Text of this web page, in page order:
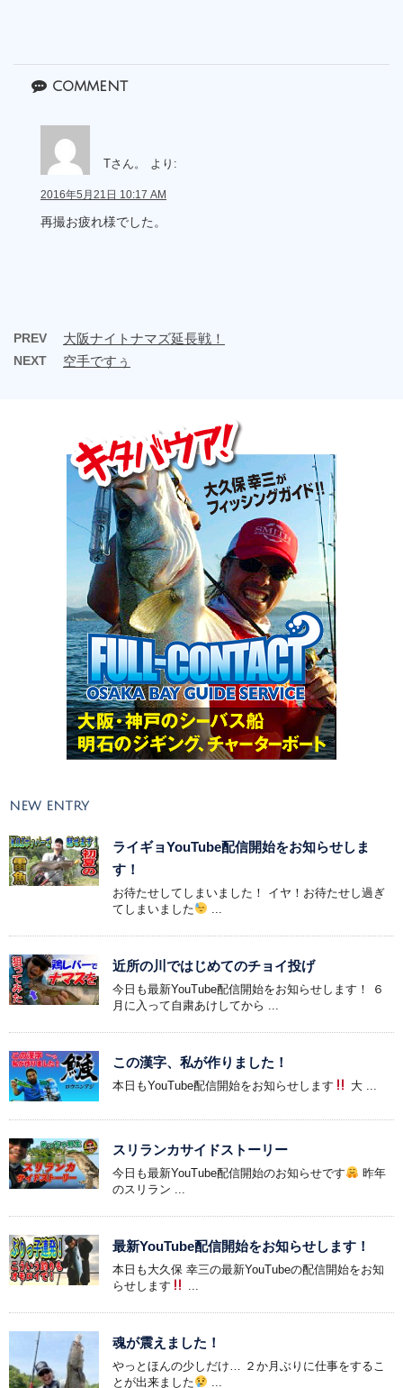
comment
Tさん。 より:
2016年5月21日 10:17 AM
再撮お疲れ様でした。
PREV 大阪ナイトナマズ延長戦！
NEXT 空手ですぅ
NEW ENTRY
ライギョYouTube配信開始をお知らせしま
す！
お待たせしてしまいました！ イヤ！お待たせし過ぎ
てしまいました
近所の川ではじめてのチョイ投げ
今日も最新YouTube配信開始をお知らせします！ ６
月に入って自粛あけしてから ...
この漢字、私が作りました！
本日もYouTube配信開始をお知らせします 大 ...
スリランカサイドストーリー
今日も最新YouTube配信開始のお知らせです
昨年
のスリラン ...
最新YouTube配信開始をお知らせします！
本日も大久保 幸三の最新YouTubeの配信開始をお知
らせします
魂が震えました！
やっとほんの少しだけ… ２か月ぶりに仕事をするこ
とが出来ました